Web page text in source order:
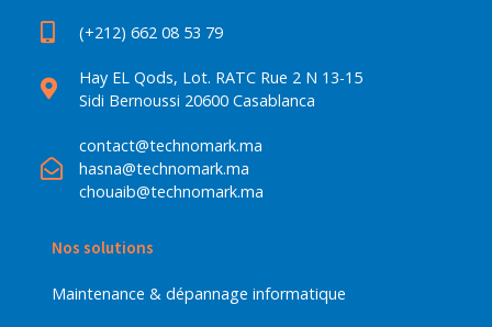
(+212) 662 08 53 79
Hay EL Qods, Lot. RATC Rue 2 N 13-15
Sidi Bernoussi 20600 Casablanca
contact@technomark.ma
hasna@technomark.ma
chouaib@technomark.ma
Nos solutions
Maintenance & dépannage informatique